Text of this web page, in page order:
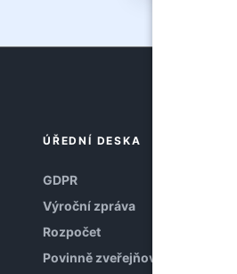
ÚŘEDNÍ DESKA
GDPR
Výroční zpráva
Rozpočet
Povinně zveřejňované informace